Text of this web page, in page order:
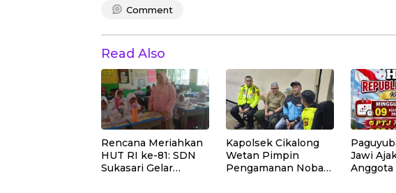
Comment
Read Also
Rencana Meriahkan
HUT RI ke-81: SDN
Sukasari Gelar
Kapolsek Cikalong
Wetan Pimpin
Pengamanan Nobar
Jawi